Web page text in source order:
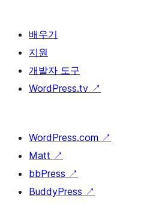
배우기
지원
개발자 도구
WordPress.tv ↗
WordPress.com ↗
Matt ↗
bbPress ↗
BuddyPress ↗